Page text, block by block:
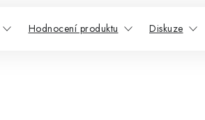
Hodnocení produktu Diskuze